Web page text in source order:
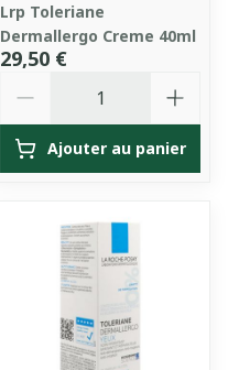
Lrp Toleriane
Dermallergo Creme 40ml
29,50 €
Ajouter au panier